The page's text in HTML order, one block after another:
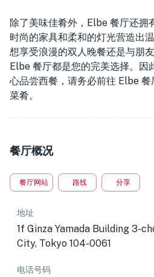
除了美味佳肴外，Elbe 餐厅还拥
时尚的家具和柔和的灯光营造出
想享受浪漫的双人晚餐还是与朋
Elbe 餐厅都是您的完美选择。因
心品尝西餐，请务必前往 Elbe
菜肴。
餐厅概况
餐厅网站 路线 分享
地址
1f Ginza Yamada Building 3-
City, Tokyo 104-0061
电话号码